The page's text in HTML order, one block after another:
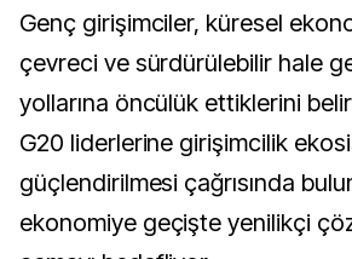
Genç girişimciler, küresel
çevreci ve sürdürülebilir hale
yollarına öncülük ettiklerini
G20 liderlerine girişimcilik
güçlendirilmesi çağrısında
ekonomiye geçişte yenilikçi